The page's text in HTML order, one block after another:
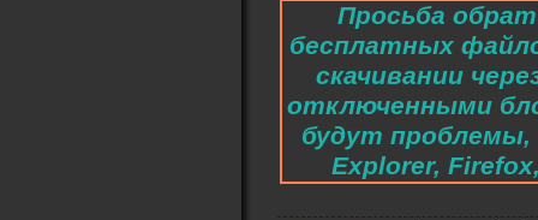
Просьба
бесплатных
скачивании
отключенными
будут проблемы,
Explorer,